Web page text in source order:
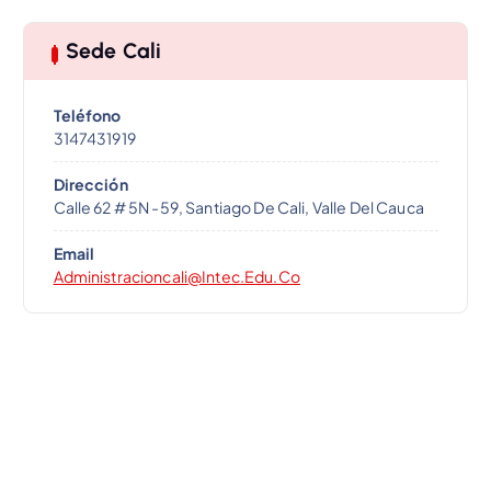
Sede Cali
Teléfono
3147431919
Dirección
Calle 62 # 5N -59, Santiago De Cali, Valle Del Cauca
Email
Administracioncali@intec.edu.co